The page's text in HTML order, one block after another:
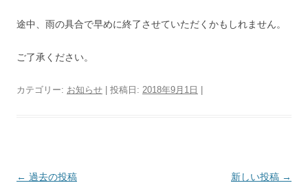
途中、雨の具合で早めに終了させていただくかもしれません。
ご了承ください。
カテゴリー: お知らせ | 投稿日: 2018年9月1日 |
投
← 過去の投稿 新しい投稿 →